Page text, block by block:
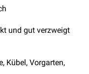
und gut verzweigt
Kübel, Vorgarten,